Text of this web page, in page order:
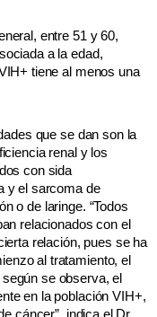
entre 51 y 60,
a la edad,
tiene al menos una
que se dan son la
renal y los
con sida
y el sarcoma de
o de laringe. “Todos
relacionados con el
relación, pues se ha
al tratamiento, el
se observa, el
en la población VIH+,